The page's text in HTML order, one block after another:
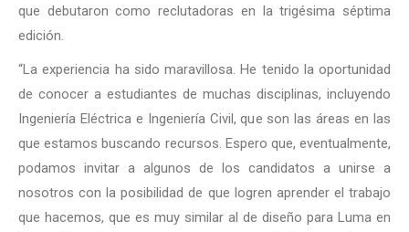
que debutaron como reclutadoras en la trigésima séptima
edición.
“La experiencia ha sido maravillosa. He tenido la oportunidad
de conocer a estudiantes de muchas disciplinas, incluyendo
Ingeniería Eléctrica e Ingeniería Civil, que son las áreas en las
que estamos buscando recursos. Espero que, eventualmente,
podamos invitar a algunos de los candidatos a unirse a
nosotros con la posibilidad de que logren aprender el trabajo
que hacemos, que es muy similar al de diseño para Luma en